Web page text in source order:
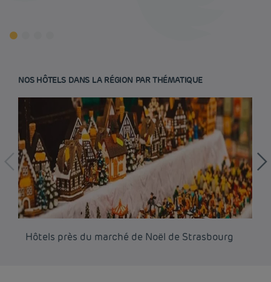
NOS HÔTELS DANS LA RÉGION PAR THÉMATIQUE
Hôtels près du marché de Noël de Strasbourg